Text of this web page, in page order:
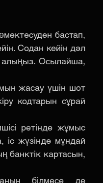
бастап,
Содан кейін дәл
алыңыз. Осылайша,
жасау үшін шот
кодтарын сұрай
ретінде жұмыс
іс жүзінде мұндай
банктік картасын,
білмесе де